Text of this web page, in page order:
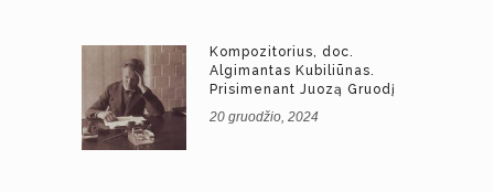
Kompozitorius, doc.
Algimantas Kubiliūnas.
Prisimenant Juozą Gruodį
20 gruodžio, 2024